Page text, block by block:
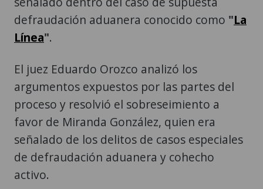
defraudación aduanera conocido como "La
Línea".
El juez Eduardo Orozco analizó los
argumentos expuestos por las partes del
proceso y resolvió el sobreseimiento a
favor de Miranda González, quien era
señalado de los delitos de casos especiales
de defraudación aduanera y cohecho
activo.